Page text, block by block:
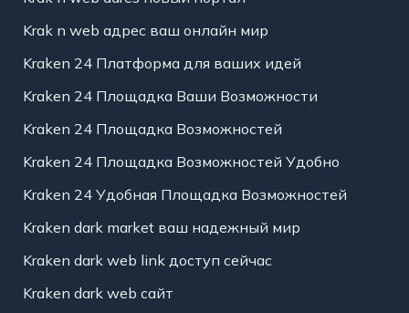
Krak n web адрес ваш онлайн мир
Kraken 24 Платформа для ваших идей
Kraken 24 Площадка Ваши Возможности
Kraken 24 Площадка Возможностей
Kraken 24 Площадка Возможностей Удобно
Kraken 24 Удобная Площадка Возможностей
Kraken dark market ваш надежный мир
Kraken dark web link доступ сейчас
Kraken dark web сайт